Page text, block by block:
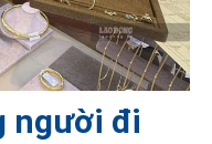
người đi